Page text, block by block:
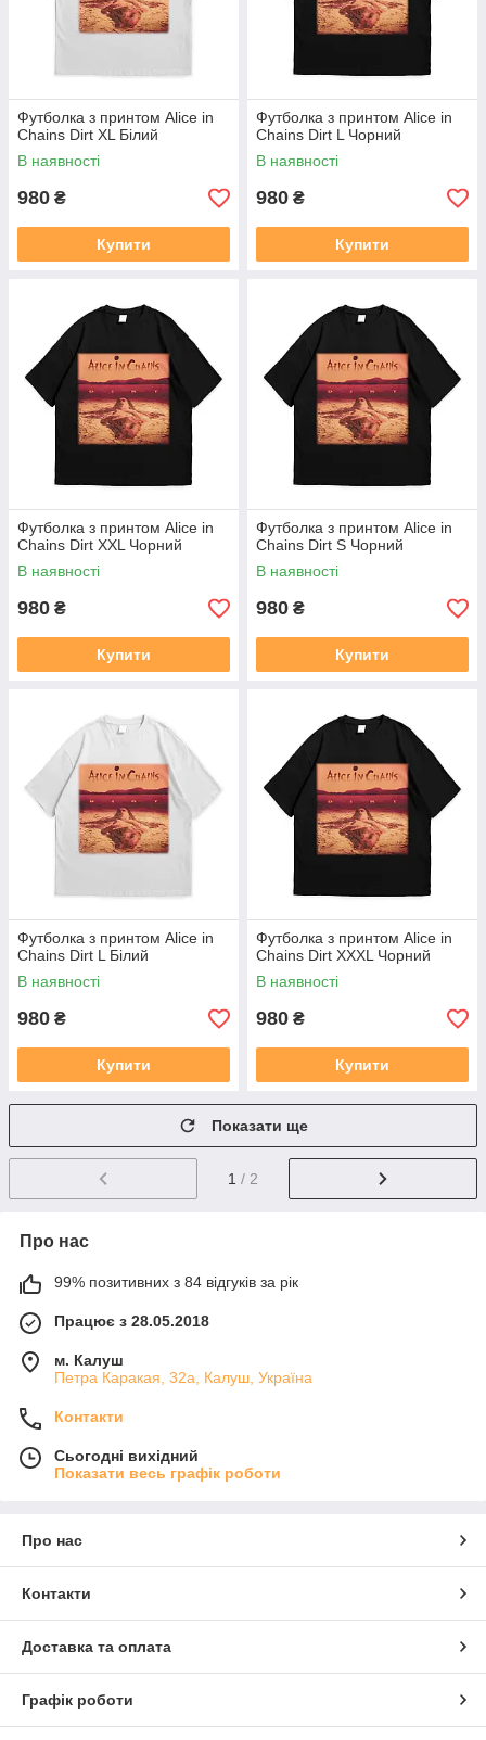
Футболка з принтом Alice in
Chains Dirt XL Білий
В наявності
980 ₴
Купити
Футболка з принтом Alice in
Chains Dirt L Чорний
В наявності
980 ₴
Купити
Футболка з принтом Alice in
Chains Dirt XXL Чорний
В наявності
980 ₴
Купити
Футболка з принтом Alice in
Chains Dirt S Чорний
В наявності
980 ₴
Купити
Футболка з принтом Alice in
Chains Dirt L Білий
В наявності
980 ₴
Купити
Футболка з принтом Alice in
Chains Dirt XXXL Чорний
В наявності
980 ₴
Купити
Показати ще
1 / 2
Про нас
99% позитивних з 84 відгуків за рік
Працює з 28.05.2018
м. Калуш
Петра Каракая, 32а, Калуш, Україна
Контакти
Сьогодні вихідний
Показати весь графік роботи
Про нас
Контакти
Доставка та оплата
Графік роботи